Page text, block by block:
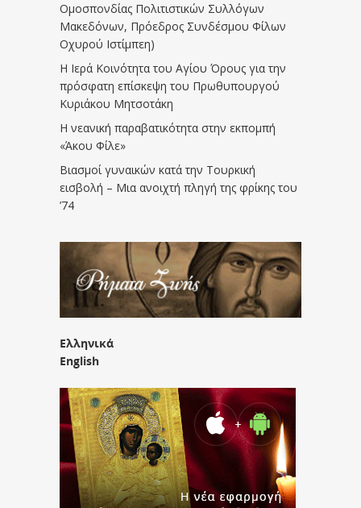
Ομοσπονδίας Πολιτιστικών Συλλόγων
Μακεδόνων, Πρόεδρος Συνδέσμου Φίλων
Οχυρού Ιστίμπεη)
Η Ιερά Κοινότητα του Αγίου Όρους για την
πρόσφατη επίσκεψη του Πρωθυπουργού
Κυριάκου Μητσοτάκη
Η νεανική παραβατικότητα στην εκπομπή
«Άκου Φίλε»
Βιασμοί γυναικών κατά την Τουρκική
εισβολή – Μια ανοιχτή πληγή της φρίκης του
’74
Ελληνικά
English